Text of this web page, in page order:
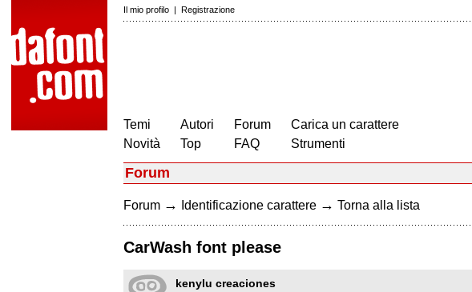
Il mio profilo | Registrazione
Temi
Novità
Autori
Top
Forum
FAQ
Carica un carattere
Strumenti
Forum
Forum → Identificazione carattere → Torna alla lista
CarWash font please
kenylu creaciones